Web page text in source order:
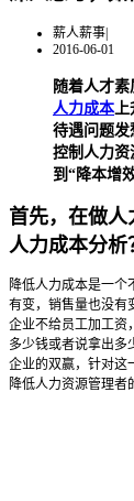
薪人薪事|
2016-06-01
随着人才
人力成本
待遇问题发
控制人力资
到“降本增
首先，在做
人力成本分析
降低人力成本是一个
有变，销售量也没有
企业不给员工加工资
多少钱或者说拿出多
企业的双赢，针对这
降低人力资源管理者